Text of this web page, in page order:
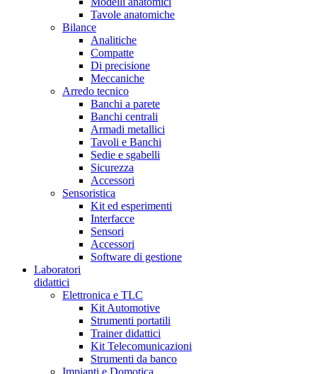
Tavole anatomiche
Bilance
Analitiche
Compatte
Di precisione
Meccaniche
Arredo tecnico
Banchi a parete
Banchi centrali
Armadi metallici
Tavoli e Banchi
Sedie e sgabelli
Sicurezza
Accessori
Sensoristica
Kit ed esperimenti
Interfacce
Sensori
Accessori
Software di gestione
Laboratori
didattici
Elettronica e TLC
Kit Automotive
Strumenti portatili
Trainer didattici
Kit Telecomunicazioni
Strumenti da banco
Impianti e Domotica